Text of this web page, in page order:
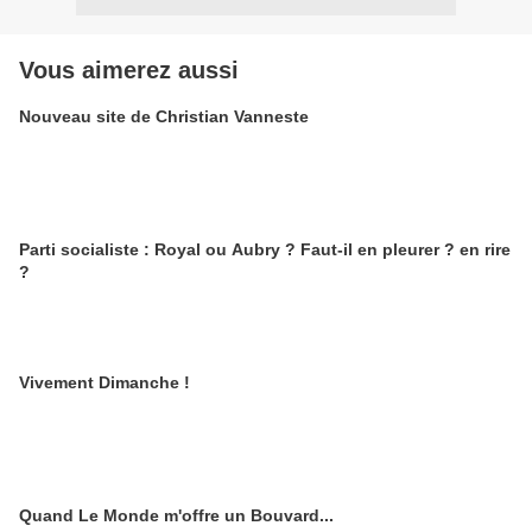
Vous aimerez aussi
Nouveau site de Christian Vanneste
Parti socialiste : Royal ou Aubry ? Faut-il en pleurer ? en rire
?
Vivement Dimanche !
Quand Le Monde m'offre un Bouvard...